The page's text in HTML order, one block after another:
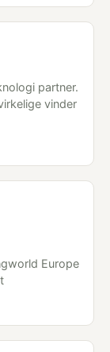
partner.
vinder
Europe